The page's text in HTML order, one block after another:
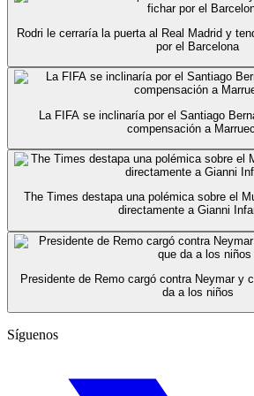
Rodri le cerraría la puerta al Real Madrid y
por el Barcelona
La FIFA se inclinaría por el Santiago
compensación a
The Times destapa una polémica sobre el
directamente a Gianni
Presidente de Remo cargó contra Neymar y
da a los niños
Síguenos